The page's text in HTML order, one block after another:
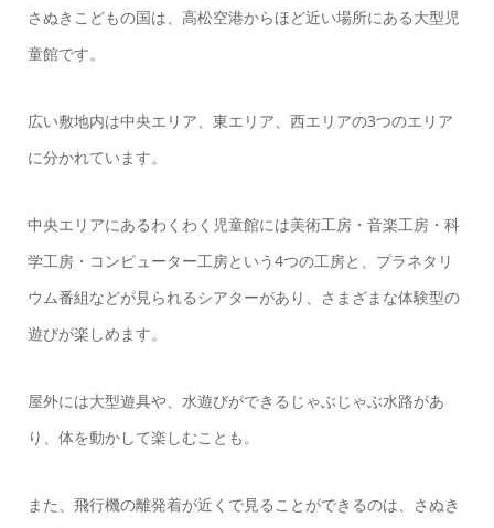
さぬきこどもの国は、高松空港からほど近い場所にある大型児
童館です。
広い敷地内は中央エリア、東エリア、西エリアの3つのエリア
に分かれています。
中央エリアにあるわくわく児童館には美術工房・音楽工房・科
学工房・コンピューター工房という4つの工房と、プラネタリ
ウム番組などが見られるシアターがあり、さまざまな体験型の
遊びが楽しめます。
屋外には大型遊具や、水遊びができるじゃぶじゃぶ水路があ
り、体を動かして楽しむことも。
また、飛行機の離発着が近くで見ることができるのは、さぬき